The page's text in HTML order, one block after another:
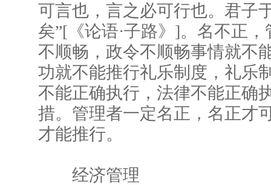
可言也，言之必可行也。君子
矣”[《论语·子路》]。名不正
不顺畅，政令不顺畅事情就不
功就不能推行礼乐制度，礼乐
不能正确执行，法律不能正确
措。管理者一定名正，名正才
才能推行。
经济管理